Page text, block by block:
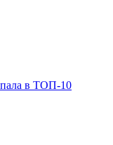
в ТОП-10